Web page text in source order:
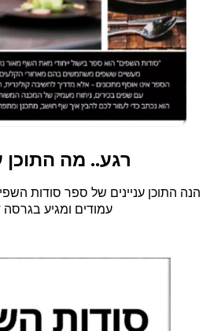
רגע.. מה התוכן
עמודים ומגיע בגרסה